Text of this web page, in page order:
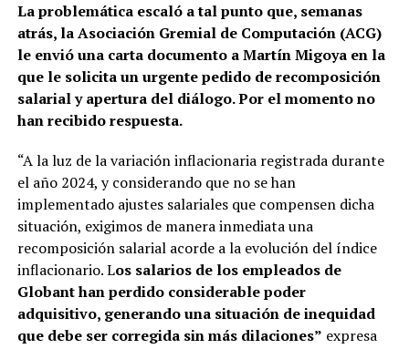
La problemática escaló a tal punto que, semanas
atrás, la Asociación Gremial de Computación (ACG)
le envió una carta documento a Martín Migoya en la
que le solicita un urgente pedido de recomposición
salarial y apertura del diálogo. Por el momento no
han recibido respuesta.
“A la luz de la variación inflacionaria registrada durante
el año 2024, y considerando que no se han
implementado ajustes salariales que compensen dicha
situación, exigimos de manera inmediata una
recomposición salarial acorde a la evolución del índice
inflacionario. Los salarios de los empleados de
Globant han perdido considerable poder
adquisitivo, generando una situación de inequidad
que debe ser corregida sin más dilaciones” expresa